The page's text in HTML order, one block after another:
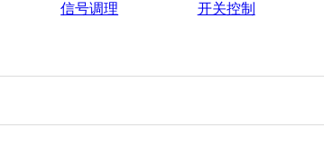
信号调理 开关控制